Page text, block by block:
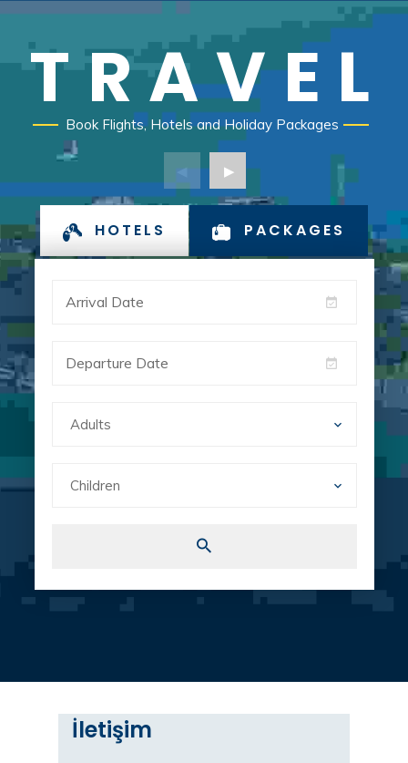
TRAVEL
Book Flights, Hotels and Holiday Packages
HOTELS PACKAGES
İletişim